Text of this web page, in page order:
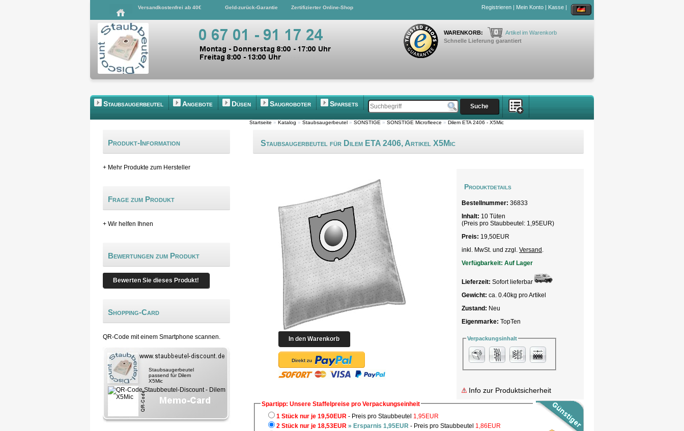
Versandkostenfrei ab 40€ Geld-zurück-Garantie Zertifizierter Online-Shop Registrieren | Mein Konto | Kasse |
WARENKORB: 0
Artikel im Warenkorb
Schnelle Lieferung garantiert
Staubsaugerbeutel Angebote Düsen Saugroboter Sparsets
Startseite » Katalog » Staubsaugerbeutel » SONSTIGE » SONSTIGE Microfleece » Dilem ETA 2406 - X5Mic
Staubsaugerbeutel für Dilem ETA 2406, Artikel X5Mic
Produktdetails
Bestellnummer: 36833
Inhalt: 10 Tüten
(Preis pro Staubbeutel: 1,95EUR)
Preis: 19,50EUR
inkl. MwSt. und zzgl. Versand
Verfügbarkeit: Auf Lager
Lieferzeit: Sofort lieferbar
Gewicht: ca. 0.40kg pro Artikel
Zustand: Neu
Eigenmarke: TopTen
Verpackungsinhalt
Info zur Produktsicherheit
Spartipp: Unsere Staffelpreise pro Verpackungseinheit
1 Stück nur je 19,50EUR - Preis pro Staubbeutel 1,95EUR
2 Stück nur je 18,53EUR » Ersparnis 1,95EUR - Preis pro Staubbeutel 1,86EUR
Produkt-Information
+ Mehr Produkte zum Hersteller
Frage zum Produkt
+ Wir helfen Ihnen
Bewertungen zum Produkt
Bewerten Sie dieses Produkt!
Shopping-Card
QR-Code mit einem Smartphone scannen.
Staubsaugerbeutel
passend für Dilem
X5Mic